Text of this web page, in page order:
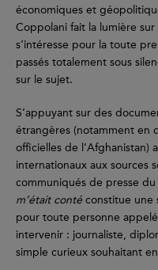
économiques et
Coppolani fait la lumière
s’intéresse pour la toute
passés totalement sous
sur le sujet.
S’appuyant sur des
étrangères (notamment en
officielles de l’Afghanistan)
internationaux aux sources
communiqués de presse
m’était conté constitue une
pour toute personne
intervenir : journaliste,
simple curieux souhaitant